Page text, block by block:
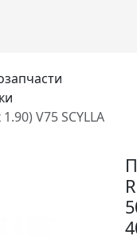
V75 SCYLLA